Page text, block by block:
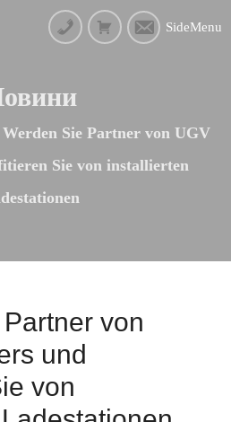
SideMenu
Werden Sie Partner von UGV
Sie von installierten
von
und
von